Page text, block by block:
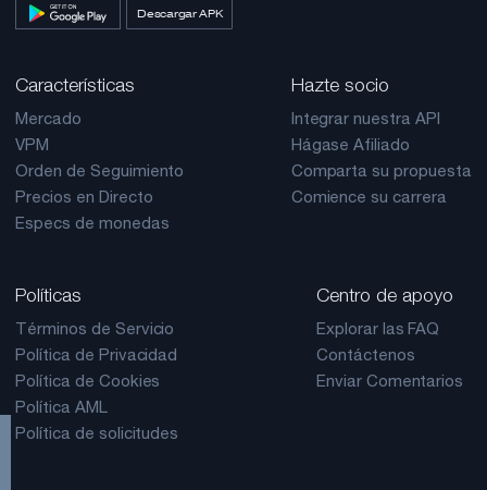
Descargar APK
Características
Mercado
VPM
Orden de Seguimiento
Precios en Directo
Especs de monedas
Hazte socio
Integrar nuestra API
Hágase Afiliado
Comparta su propuesta
Comience su carrera
Políticas
Términos de Servicio
Política de Privacidad
Política de Cookies
Política AML
Política de solicitudes
Centro de apoyo
Explorar las FAQ
Contáctenos
Enviar Comentarios